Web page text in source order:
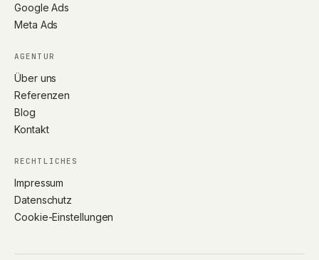
Google Ads
Meta Ads
AGENTUR
Über uns
Referenzen
Blog
Kontakt
RECHTLICHES
Impressum
Datenschutz
Cookie-Einstellungen